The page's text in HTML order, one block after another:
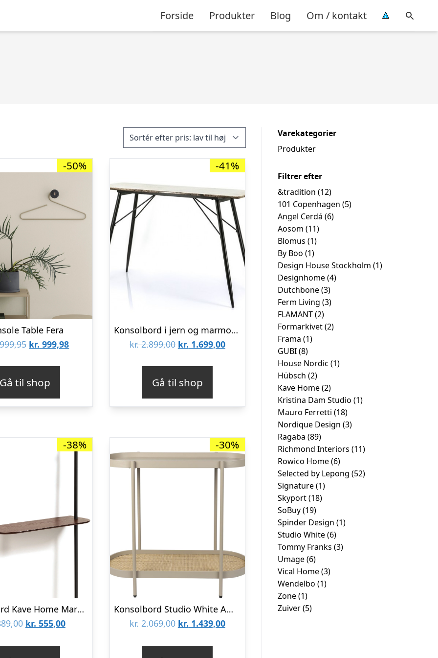
Forside Produkter Blog Om / kontakt
-50%
Table Fera
Den
var:
kr. 1.999,95.
kr. 999,98Den
kr. 999,98.
Gå til shop
-41%
Konsolbord i jern og marmor 120 x 36 cm – Sort/Brun
kr.2.899,00 Den
var:
kr. 2.899,00.
kr. 1.699,00Den
kr. 1.699,00.
Gå til shop
-38%
Konsolbord Kave Home Marcolina – egefinér valnødfinish & matsort metalstel med integreret knagerække
Den
kr. 555,00Den
-30%
Konsolbord Studio White Amaya oval stenlysgrå lakeret MDF metalstel 85 x 39 x 76 cm
kr.2.069,00 Den
kr. 1.439,00Den
Varekategorier
Produkter
Filtrer efter
&tradition (12)
101 Copenhagen (5)
Angel Cerdá (6)
Aosom (11)
Blomus (1)
By Boo (1)
Design House Stockholm (1)
Designhome(4)
Dutchbone(3)
Ferm Living (3)
FLAMANT(2)
Formarkivet(2)
Frama (1)
GUBI(8)
House Nordic (1)
Hübsch (2)
Kave Home(2)
Kristina Dam Studio (1)
Mauro Ferretti (18)
Nordique Design (3)
Ragaba (89)
Richmond Interiors (11)
Rowico Home(6)
Selected by Lepong (52)
Signature(1)
Skyport(18)
SoBuy(19)
Spinder Design (1)
Studio White(6)
Tommy Franks (3)
Umage(6)
Vical Home(3)
Wendelbo (1)
Zone(1)
Zuiver(5)